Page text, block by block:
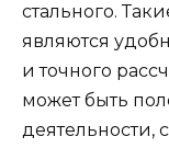
стального.
являются
и точного
может быть
деятельности,